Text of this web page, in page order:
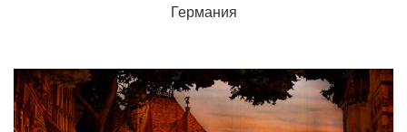
Германия